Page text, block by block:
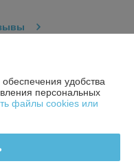
удобства
персональных
файлы cookies или